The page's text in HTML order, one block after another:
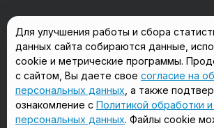
в Сергиевом Посаде в Люберцах
в Красногорске в Королёве
в Домодедово в Щёлково
Для улучшения работы и сбора
данных сайта собираются данные,
cookie и метрические программы.
с сайтом, Вы даете свое согласие на
персональных данных , а также
ознакомление с Политикой обработки
персональных данных. Файлы cookie